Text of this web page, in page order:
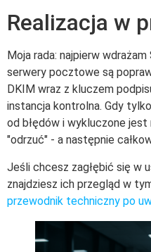
Realizacja w
Moja rada: najpierw
serwery pocztowe są
DKIM wraz z kluczem
instancja kontrolna. Gdy
od błędów i wykluczone jest
"odrzuć" - a następnie
Jeśli chcesz zagłębić się w
znajdziesz ich przegląd w
przewodnik techniczny po